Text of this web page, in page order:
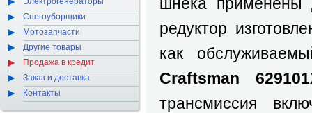
редуктор
как
Craftsman 629101
трансмиссия
Снегоуборщики
Мотозапчасти
Другие товары
Продажа в кредит
Заказ и доставка
Контакты